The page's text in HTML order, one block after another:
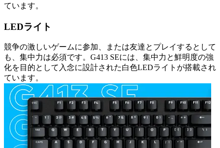
ています。
LEDライト
競争の激しいゲームに参加、または友達とプレイするとして
も、集中力は必須です。G413 SEには、集中力と鮮明度の強
化を目的として入念に設計された白色LEDライトが搭載され
ています。